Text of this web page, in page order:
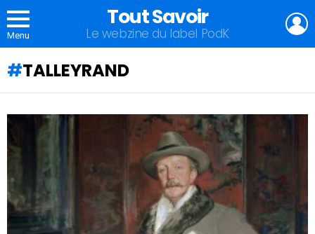
Menu
Tout Savoir
Le webzine du label PodK
TALLEYRAND
QU'ALLEZ-
VOUS
APPRENDRE
AUJOURD'HUI
?